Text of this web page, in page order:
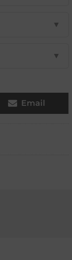
▼
▼
Email